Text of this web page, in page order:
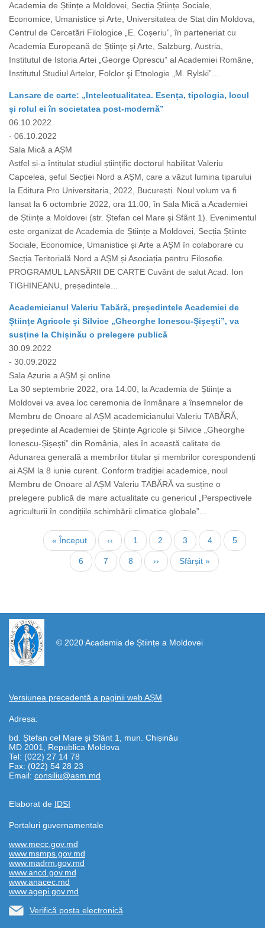
Academia de Științe a Moldovei, Secția Științe Sociale,
Economice, Umanistice și Arte, Universitatea de Stat din Moldova,
Centrul de Cercetări Filologice „E. Coșeriu”, în parteneriat cu
Academia Europeană de Știinţe și Arte, Salzburg, Austria,
Institutul de Istoria Artei „George Oprescu” al Academiei Române,
Institutul Studiul Artelor, Folclor şi Etnologie „M. Rylski”...
Lansare de carte: „Intelectualitatea. Esența, tipologia, locul
și rolul ei în societatea post-modernă”
06.10.2022
- 06.10.2022
Sala Mică a AȘM
Astfel și-a întitulat studiul științific doctorul habilitat Valeriu
Capcelea, șeful Secției Nord a AȘM, care a văzut lumina tiparului
la Editura Pro Universitaria, 2022, București. Noul volum va fi
lansat la 6 octombrie 2022, ora 11.00, în Sala Mică a Academiei
de Științe a Moldovei (str. Ștefan cel Mare și Sfânt 1). Evenimentul
este organizat de Academia de Științe a Moldovei, Secția Științe
Sociale, Economice, Umanistice și Arte a AȘM în colaborare cu
Secția Teritorială Nord a AȘM și Asociația pentru Filosofie.
PROGRAMUL LANSĂRII DE CARTE Cuvânt de salut Acad. Ion
TIGHINEANU, președintele...
Academicianul Valeriu Tabără, președintele Academiei de
Științe Agricole și Silvice „Gheorghe Ionescu-Șișești”, va
susține la Chișinău o prelegere publică
30.09.2022
- 30.09.2022
Sala Azurie a AȘM şi online
La 30 septembrie 2022, ora 14.00, la Academia de Științe a
Moldovei va avea loc ceremonia de înmânare a însemnelor de
Membru de Onoare al AȘM academicianului Valeriu TABĂRĂ,
președinte al Academiei de Științe Agricole și Silvice „Gheorghe
Ionescu-Șișești” din România, ales în această calitate de
Adunarea generală a membrilor titular și membrilor corespondenți
ai AȘM la 8 iunie curent. Conform tradiției academice, noul
Membru de Onoare al AȘM Valeriu TABĂRĂ va susține o
prelegere publică de mare actualitate cu genericul „Perspectivele
agriculturii în condițiile schimbării climatice globale”...
Prima
pagină
« Început
Pagina
anterioară
‹‹ Page
1 Page
2 Page
3
Pagina
curentă
4 Page
5
Page
6 Page
7 Page
8
Pagina
următoare
››
Ultima
pagină
Sfârșit »
© 2020 Academia de Științe a Moldovei
Versiunea precedentă a paginii web AȘM
Adresa:
bd. Ștefan cel Mare și Sfânt 1, mun. Chișinău
MD 2001, Republica Moldova
Tel: (022) 27 14 78
Fax: (022) 54 28 23
Email: consiliu@asm.md
Elaborat de IDSI
https://propletenie.ru/
Portaluri guvernamentale
www.mecc.gov.md
www.msmps.gov.md
www.madrm.gov.md
www.ancd.gov.md
www.anacec.md
www.agepi.gov.md
Verifică poșta electronică